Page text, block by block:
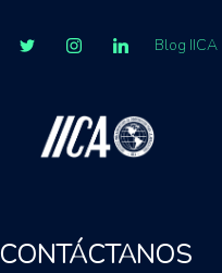
Blog IICA
CONTÁCTANOS